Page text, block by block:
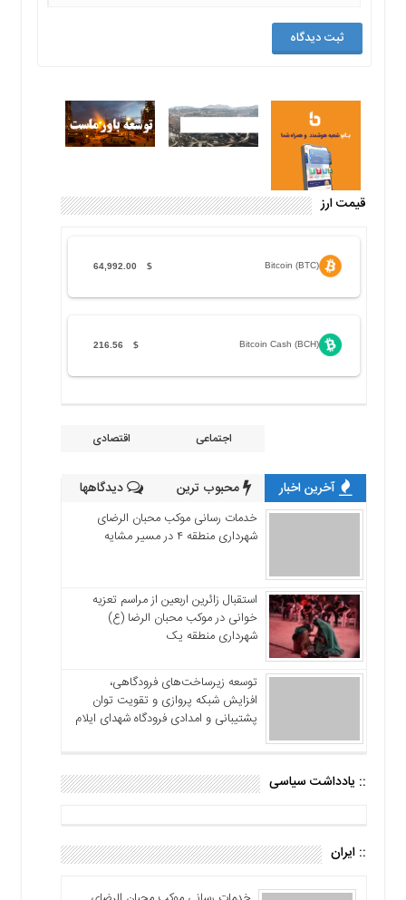
قیمت ارز
Bitcoin (BTC)
$
64,992.00
Bitcoin Cash (BCH)
$
216.56
اجتماعی اقتصادی
آخرین اخبار محبوب ترین دیدگاهها
خدمات رسانی موکب محبان الرضای
شهرداری منطقه ۴ در مسیر مشایه
استقبال زائرین اربعین از مراسم تعزیه
خوانی در موکب محبان الرضا (ع)
شهرداری منطقه یک
توسعه زیرساخت‌های فرودگاهی،
افزایش شبکه پروازی و تقویت توان
پشتیبانی و امدادی فرودگاه شهدای ایلام
:: یادداشت سیاسی
:: ایران